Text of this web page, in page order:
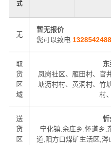
式
无
暂无报价
您可以致电
取
货
区
域
凤岗社区、雁田村、官
塘沥村村、黄洞村、竹
村
送
货
区
忻
宁化镇,余庄乡,怀道乡,
道,阳方口煤矿生活区,